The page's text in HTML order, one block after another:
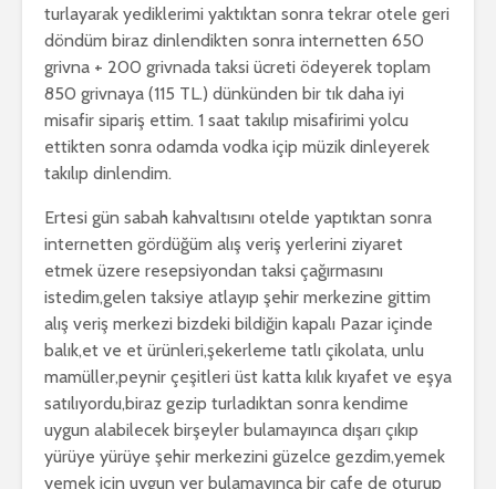
turlayarak yediklerimi yaktıktan sonra tekrar otele geri
döndüm biraz dinlendikten sonra internetten 650
grivna + 200 grivnada taksi ücreti ödeyerek toplam
850 grivnaya (115 TL.) dünkünden bir tık daha iyi
misafir sipariş ettim. 1 saat takılıp misafirimi yolcu
ettikten sonra odamda vodka içip müzik dinleyerek
takılıp dinlendim.
Ertesi gün sabah kahvaltısını otelde yaptıktan sonra
internetten gördüğüm alış veriş yerlerini ziyaret
etmek üzere resepsiyondan taksi çağırmasını
istedim,gelen taksiye atlayıp şehir merkezine gittim
alış veriş merkezi bizdeki bildiğin kapalı Pazar içinde
balık,et ve et ürünleri,şekerleme tatlı çikolata, unlu
mamüller,peynir çeşitleri üst katta kılık kıyafet ve eşya
satılıyordu,biraz gezip turladıktan sonra kendime
uygun alabilecek birşeyler bulamayınca dışarı çıkıp
yürüye yürüye şehir merkezini güzelce gezdim,yemek
yemek için uygun yer bulamayınca bir cafe de oturup